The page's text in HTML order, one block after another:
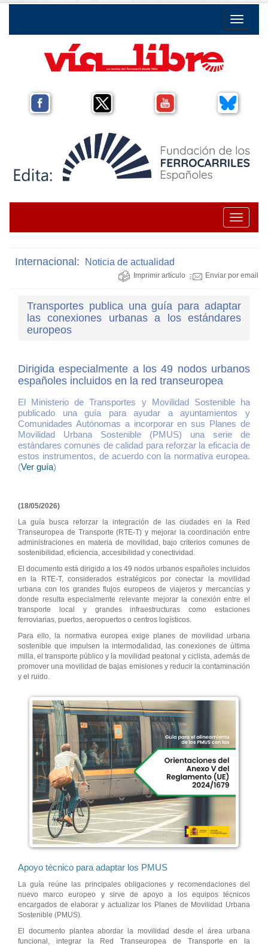
Toggle
Toggle
Internacional: Noticia de actualidad
Imprimir artículo Enviar por email
Transportes publica una guía para adaptar
las conexiones urbanas a los estándares
europeos
Dirigida especialmente a los 49 nodos urbanos
españoles incluidos en la red transeuropea
El Ministerio de Transportes y Movilidad Sostenible ha
publicado una guía para ayudar a ayuntamientos y
Comunidades Autónomas a incorporar en sus Planes de
Movilidad Urbana Sostenible (PMUS) una serie de
estándares comunes de calidad para reforzar la eficacia de
estos instrumentos, de acuerdo con la normativa europea.
(Ver guía)
(18/05/2026)
La guía busca reforzar la integración de las ciudades en la Red
Transeuropea de Transporte (RTE-T) y mejorar la coordinación entre
administraciones en materia de movilidad, bajo criterios comunes de
sostenibilidad, eficiencia, accesibilidad y conectividad.
El documento está dirigido a los 49 nodos urbanos españoles incluidos
en la RTE-T, considerados estratégicos por conectar la movilidad
urbana con los grandes flujos europeos de viajeros y mercancías y
donde resulta especialmente relevante mejorar la conexión entre el
transporte local y grandes infraestructuras como estaciones
ferroviarias, puertos, aeropuertos o centros logísticos.
Para ello, la normativa europea exige planes de movilidad urbana
sostenible que impulsen la intermodalidad, las conexiones de última
milla, el transporte público y la movilidad peatonal y ciclista, además de
promover una movilidad de bajas emisiones y reducir la contaminación
y el ruido.
Apoyo técnico para adaptar los PMUS
La guía reúne las principales obligaciones y recomendaciones del
nuevo marco europeo y sirve de apoyo a los equipos técnicos
encargados de elaborar y actualizar los Planes de Movilidad Urbana
Sostenible (PMUS).
El documento plantea abordar la movilidad desde el área urbana
funcional, integrar la Red Transeuropea de Transporte en la